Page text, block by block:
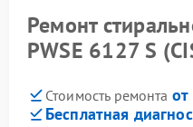
Ремонт
PWSE 6127 S
Стоимость ремонта
Бесплатная